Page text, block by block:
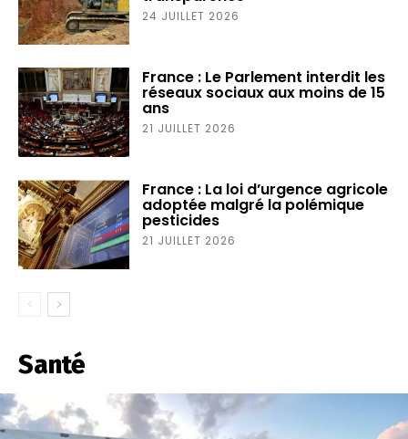
24 JUILLET 2026
France : Le Parlement interdit les
réseaux sociaux aux moins de 15
ans
21 JUILLET 2026
France : La loi d’urgence agricole
adoptée malgré la polémique
pesticides
21 JUILLET 2026
Santé